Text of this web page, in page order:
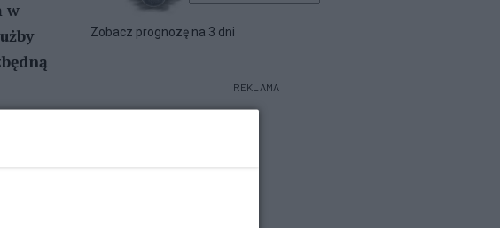
w
ofiar
Zobacz prognozę na 3 dni
REKLAMA